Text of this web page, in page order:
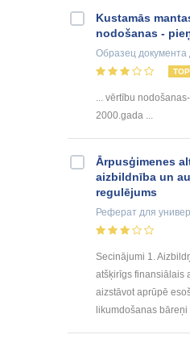
Kustamās
nodošanas -
Образец документа
... vērtību
2000.gada ...
Ārpusģimenes
aizbildnība un
regulējums
Реферат для
Secinājumi 1.
atšķirīgs finansiālais
aizstāvot aprūpē
likumdošanas bāreņi